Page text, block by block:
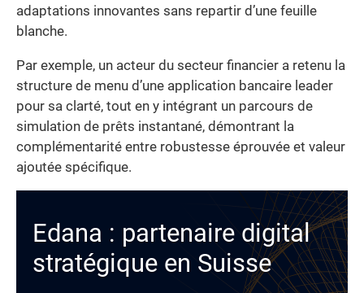
adaptations innovantes sans repartir d’une feuille
blanche.
Par exemple, un acteur du secteur financier a retenu la
structure de menu d’une application bancaire leader
pour sa clarté, tout en y intégrant un parcours de
simulation de prêts instantané, démontrant la
complémentarité entre robustesse éprouvée et valeur
ajoutée spécifique.
Edana : partenaire digital
stratégique en Suisse